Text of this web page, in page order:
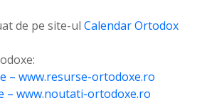
de pe site-ul Calendar Ortodox
– www.resurse-ortodoxe.ro
– www.noutati-ortodoxe.ro